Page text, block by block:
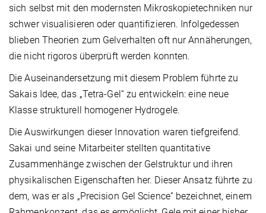
sich selbst mit den modernsten Mikroskopietechniken nur
schwer visualisieren oder quantifizieren. Infolgedessen
blieben Theorien zum Gelverhalten oft nur Annäherungen,
die nicht rigoros überprüft werden konnten.
Die Auseinandersetzung mit diesem Problem führte zu
Sakais Idee, das „Tetra-Gel“ zu entwickeln: eine neue
Klasse strukturell homogener Hydrogele.
Die Auswirkungen dieser Innovation waren tiefgreifend.
Sakai und seine Mitarbeiter stellten quantitative
Zusammenhänge zwischen der Gelstruktur und ihren
physikalischen Eigenschaften her. Dieser Ansatz führte zu
dem, was er als „Precision Gel Science“ bezeichnet, einem